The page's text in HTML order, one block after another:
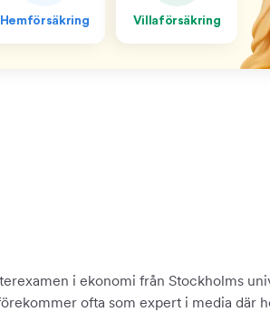
Hemförsäkring Villaförsäkring
i ekonomi från Stockholms
ofta som expert i media där